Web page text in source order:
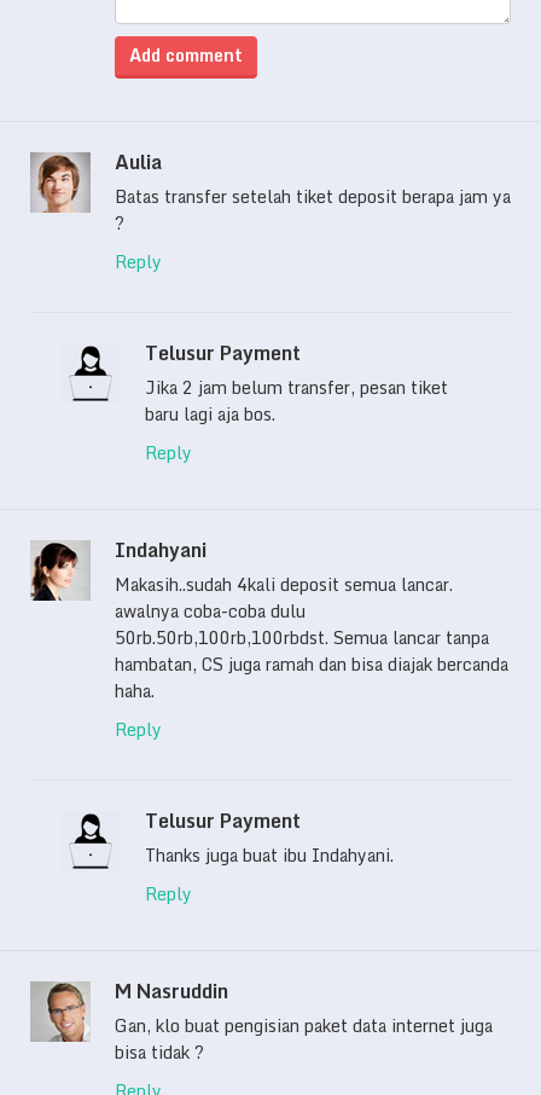
Add comment
Aulia
Batas transfer setelah tiket deposit berapa jam ya
?
Reply
Telusur Payment
Jika 2 jam belum transfer, pesan tiket
baru lagi aja bos.
Reply
Indahyani
Makasih..sudah 4kali deposit semua lancar.
awalnya coba-coba dulu
50rb.50rb,100rb,100rbdst. Semua lancar tanpa
hambatan, CS juga ramah dan bisa diajak bercanda
haha.
Reply
Telusur Payment
Thanks juga buat ibu Indahyani.
Reply
M Nasruddin
Gan, klo buat pengisian paket data internet juga
bisa tidak ?